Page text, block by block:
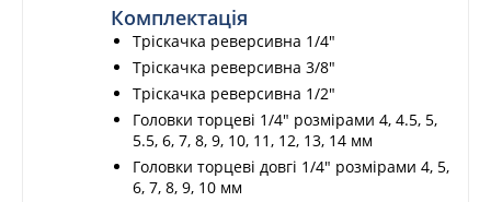
Комплектація
Тріскачка реверсивна 1/4"
Тріскачка реверсивна 3/8"
Тріскачка реверсивна 1/2"
Головки торцеві 1/4" розмірами 4, 4.5, 5,
5.5, 6, 7, 8, 9, 10, 11, 12, 13, 14 мм
Головки торцеві довгі 1/4" розмірами 4, 5,
6, 7, 8, 9, 10 мм